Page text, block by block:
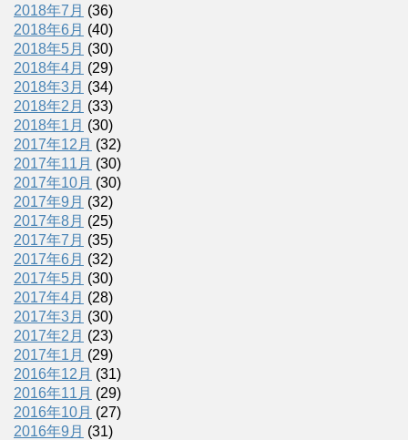
2018年7月 (36)
2018年6月 (40)
2018年5月 (30)
2018年4月 (29)
2018年3月 (34)
2018年2月 (33)
2018年1月 (30)
2017年12月 (32)
2017年11月 (30)
2017年10月 (30)
2017年9月 (32)
2017年8月 (25)
2017年7月 (35)
2017年6月 (32)
2017年5月 (30)
2017年4月 (28)
2017年3月 (30)
2017年2月 (23)
2017年1月 (29)
2016年12月 (31)
2016年11月 (29)
2016年10月 (27)
2016年9月 (31)